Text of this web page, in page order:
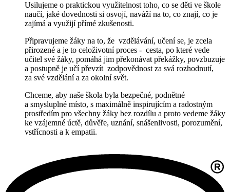
Usilujeme o praktickou využitelnost toho, co se děti ve škole
naučí, jaké dovednosti si osvojí, naváží na to, co znají, co je
zajímá a využijí přímé zkušenosti.
Připravujeme žáky na to, že vzdělávání, učení se, je zcela
přirozené a je to celoživotní proces - cesta, po které vede
učitel své žáky, pomáhá jim překonávat překážky, povzbuzuje
a postupně je učí převzít zodpovědnost za svá rozhodnutí,
za své vzdělání a za okolní svět.
Chceme, aby naše škola byla bezpečné, podnětné
a smysluplné místo, s maximálně inspirujícím a radostným
prostředím pro všechny žáky bez rozdílu a proto vedeme žáky
ke vzájemné úctě, důvěře, uznání, snášenlivosti, porozumění,
vstřícnosti a k empatii.